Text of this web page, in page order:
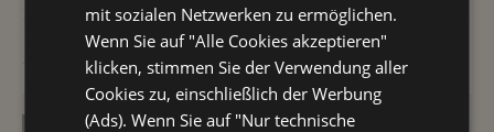
DETAILS
mit sozialen Netzwerken zu ermöglichen.
Wenn Sie auf "Alle Cookies akzeptieren"
klicken, stimmen Sie der Verwendung aller
Cookies zu, einschließlich der Werbung
(Ads). Wenn Sie auf "Nur technische